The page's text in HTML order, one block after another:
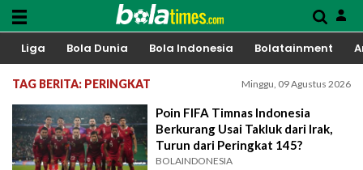
Liga Bola Dunia Bola Indonesia Bolatainment
TAG BERITA: PERINGKAT Minggu, 09 Agustus 2026
Poin FIFA Timnas Indonesia
Berkurang Usai Takluk dari Irak,
Turun dari Peringkat 145?
BOLAINDONESIA